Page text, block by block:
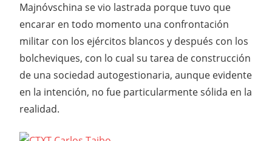
Majnóvschina se vio lastrada porque tuvo que
encarar en todo momento una confrontación
militar con los ejércitos blancos y después con los
bolcheviques, con lo cual su tarea de construcción
de una sociedad autogestionaria, aunque evidente
en la intención, no fue particularmente sólida en la
realidad.